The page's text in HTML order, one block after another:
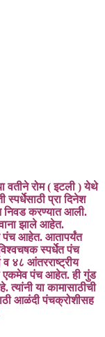
वतीने रोम ( इटली ) येथे
प्रा दिनेश
निवड करण्यात आली.
झाले आहेत.
आहेत. आतापर्यंत
स्पर्धेत पंच
४८ आंतरराष्ट्रीय
एकमेव पंच आहेत. ही गुंड
या कामासाठीची
आळंदी पंचक्रोशीसह